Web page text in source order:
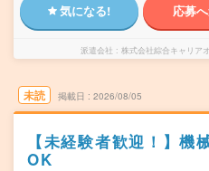
気になる! 応募
派遣会社 株式会社綜合キャリア
未読 掲載日 2026/08/05
【未経験者歓迎！】機
OK